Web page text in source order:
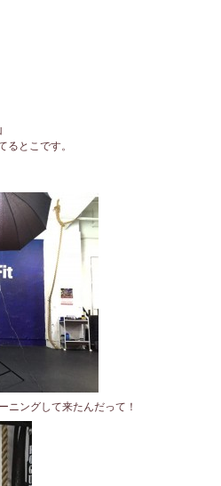
るとこです。
ニングして来たんだって！